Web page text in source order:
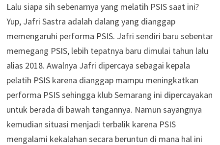
Lalu siapa sih sebenarnya yang melatih PSIS saat ini?
Yup, Jafri Sastra adalah dalang yang dianggap
memengaruhi performa PSIS. Jafri sendiri baru sebentar
memegang PSIS, lebih tepatnya baru dimulai tahun lalu
alias 2018. Awalnya Jafri dipercaya sebagai kepala
pelatih PSIS karena dianggap mampu meningkatkan
performa PSIS sehingga klub Semarang ini dipercayakan
untuk berada di bawah tangannya. Namun sayangnya
kemudian situasi menjadi terbalik karena PSIS
mengalami kekalahan secara beruntun di mana hal ini